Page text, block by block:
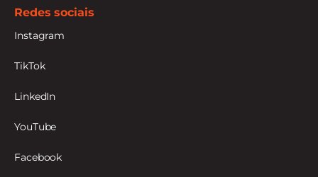
Redes sociais
Instagram
TikTok
LinkedIn
YouTube
Facebook